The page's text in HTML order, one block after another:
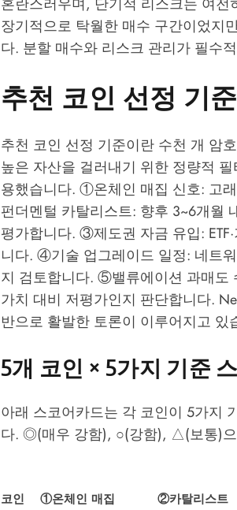
장기적으로 탁월한 매수 구간이었지
다. 분할 매수와 리스크 관리가 필수
추천 코인 선정 기
추천 코인 선정 기준이란 수천 개 암
높은 자산을 걸러내기 위한 정량적
용했습니다. ①온체인 매집 신호: 고
펀더멘털 카탈리스트: 향후 3~6개월
평가합니다. ③제도권 자금 유입:
니다. ④기술 업그레이드 일정: 네트
지 검토합니다. ⑤밸류에이션 과매도
가치 대비 저평가인지 판단합니다.
반으로 활발한 토론이 이루어지고 있
5개 코인 × 5가지 기준
아래 스코어카드는 각 코인이 5가지
다. ◎(매우 강함), ○(강함), △(보통)
코인 ①온체인 매집 ②카탈리스트